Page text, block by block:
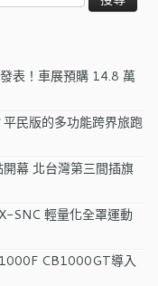
表！車展預購 14.8 萬
民版的多功能跨界旅跑
開幕 北台灣第三間插旗
SNC 輕量化全罩運動
CB1000GT導入